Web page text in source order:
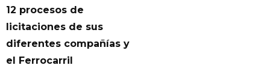
12 procesos de
licitaciones de sus
diferentes compañías y
el Ferrocarril